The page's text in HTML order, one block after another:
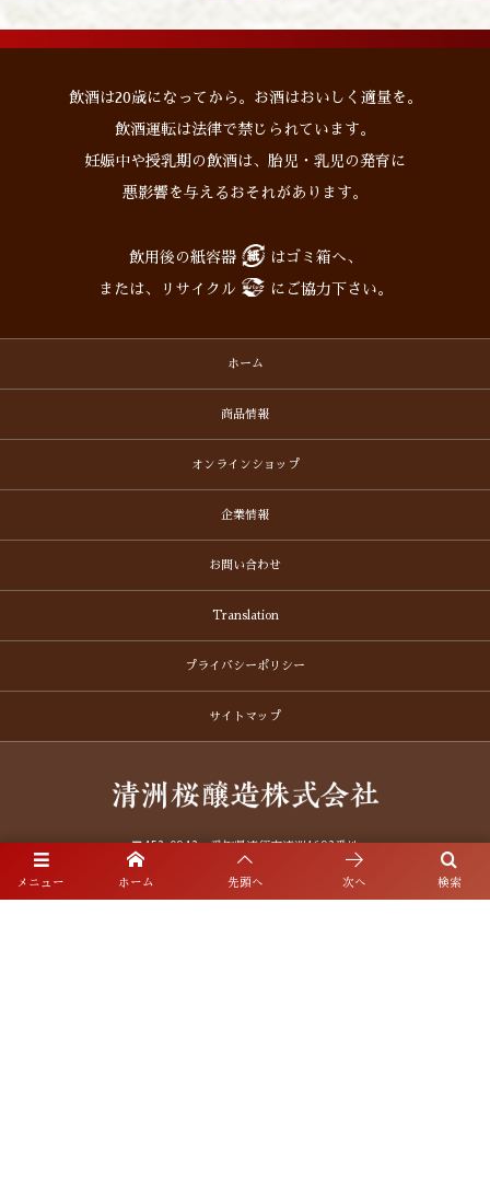
メニュー 検索
ホーム 先頭へ 次へ
飲酒は20歳になってから。お酒はおいしく適量を。
飲酒運転は法律で禁じられています。
妊娠中や授乳期の飲酒は、胎児・乳児の発育に
悪影響を与えるおそれがあります。
飲用後の紙容器 はゴミ箱へ、
または、リサイクル にご協力下さい。
ホーム
商品情報
オンラインショップ
企業情報
お問い合わせ
Translation
プライバシーポリシー
サイトマップ
〒452-0942 愛知県清須市清洲1692番地
お電話でのお問合わせ